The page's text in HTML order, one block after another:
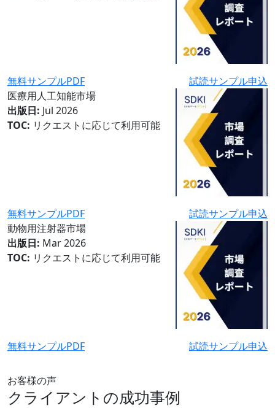
無料サンプルPDF
試読サンプル申込
医療用人工知能市場
出版日: Jul 2026
TOC: リクエストに応じて利用可能
無料サンプルPDF
試読サンプル申込
動物用注射器市場
出版日: Mar 2026
TOC: リクエストに応じて利用可能
無料サンプルPDF 試読サンプル申込
お客様の声
クライアントの成功事例